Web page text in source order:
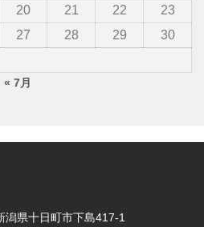
20 21 22
23
27 28 29
30
« 7月
県十日町市下島417-1